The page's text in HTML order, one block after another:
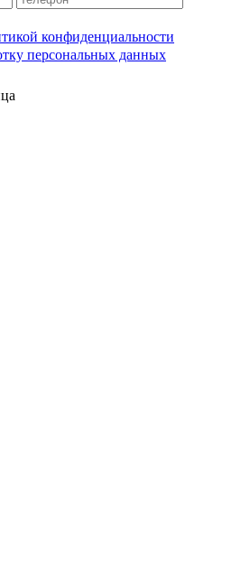
конфиденциальности
персональных данных